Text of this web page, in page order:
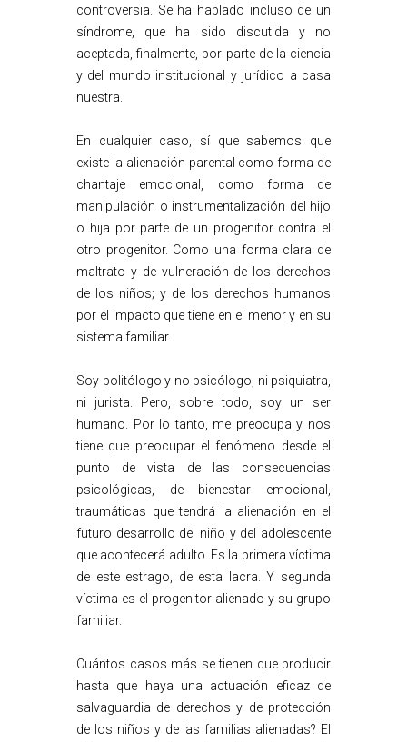
controversia. Se ha hablado incluso de un
síndrome, que ha sido discutida y no
aceptada, finalmente, por parte de la ciencia
y del mundo institucional y jurídico a casa
nuestra.
En cualquier caso, sí que sabemos que
existe la alienación parental como forma de
chantaje emocional, como forma de
manipulación o instrumentalización del hijo
o hija por parte de un progenitor contra el
otro progenitor. Como una forma clara de
maltrato y de vulneración de los derechos
de los niños; y de los derechos humanos
por el impacto que tiene en el menor y en su
sistema familiar.
Soy politólogo y no psicólogo, ni psiquiatra,
ni jurista. Pero, sobre todo, soy un ser
humano. Por lo tanto, me preocupa y nos
tiene que preocupar el fenómeno desde el
punto de vista de las consecuencias
psicológicas, de bienestar emocional,
traumáticas que tendrá la alienación en el
futuro desarrollo del niño y del adolescente
que acontecerá adulto. Es la primera víctima
de este estrago, de esta lacra. Y segunda
víctima es el progenitor alienado y su grupo
familiar.
Cuántos casos más se tienen que producir
hasta que haya una actuación eficaz de
salvaguardia de derechos y de protección
de los niños y de las familias alienadas? El